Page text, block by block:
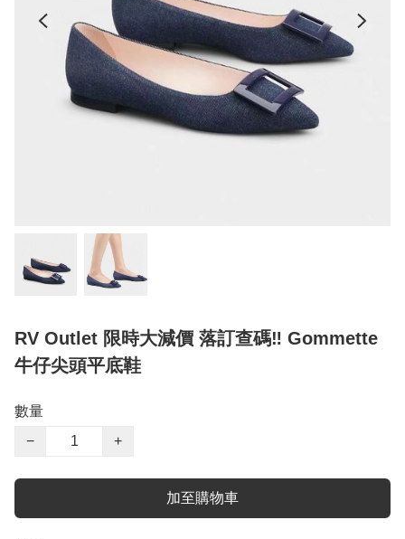
RV Outlet 限時大減價 落訂查碼‼️ Gommette
牛仔尖頭平底鞋
數量
−
+
加至購物車